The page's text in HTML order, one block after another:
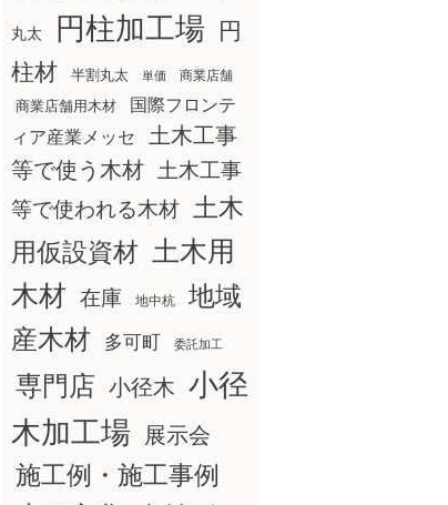
丸太 円柱加工場
円
柱材
半割丸太 単価 商業店舗
商業店舗用木材
国際フロンテ
ィア産業メッセ
土木工事
等で使う木材
土木工事
等で使われる木材
土木
用仮設資材 土木用
木材 在庫 地中杭
地域
産木材
多可町 委託加工
専門店 小径木 小径
木加工場
展示会
施工例・施工事例